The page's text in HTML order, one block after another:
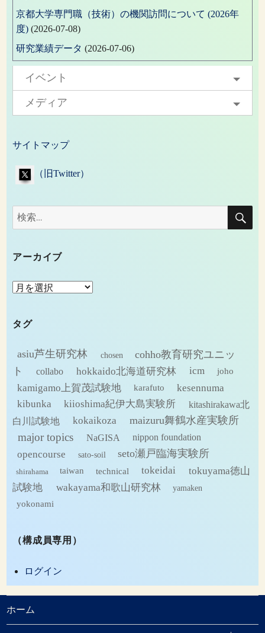
京都大学専門職（技術）の機関訪問について (2026年
度) (2026-07-08)
研究業績データ (2026-07-06)
イベント
メディア
サイトマップ
（旧Twitter）
検
索:
検
アーカイブ
ア
カ
ブ
タグ
asiu芦生研究林 chosen
cohho教育研究ユニッ
ト
collabo hokkaido北海道研究林 icm joho
kamigamo上賀茂試験地 karafuto
kesennuma
kibunka
kiioshima紀伊大島実験所
kitashirakawa北
白川試験地
kokaikoza maizuru舞鶴水産実験所
major topics NaGISA nippon foundation
opencourse sato-soil seto瀬戸臨海実験所
shirahama taiwan technical tokeidai
tokuyama徳山
試験地
wakayama和歌山研究林
yamaken
yokonami
（構成員専用）
ログイン
ホーム